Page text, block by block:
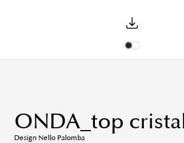
ONDA_top
Design Nello Palomba